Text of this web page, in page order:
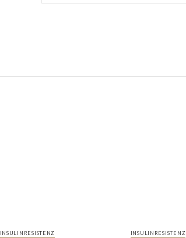
INSULINRESISTENZ INSULINRESISTENZ